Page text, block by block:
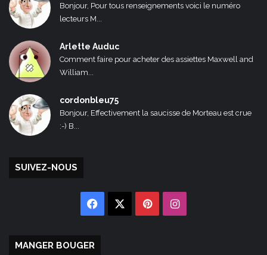
Bonjour, Pour tous renseignements voici le numéro
lecteurs M...
Arlette Auduc
Comment faire pour acheter des assiettes Maxwell and
William...
cordonbleu75
Bonjour, Effectivement la saucisse de Morteau est crue
:-) B...
SUIVEZ-NOUS
Facebook PinterestInstagram
MANGER BOUGER